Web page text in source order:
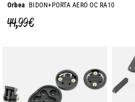
Orbea BIDON+PORTA AERO OC RA10
44,99 €